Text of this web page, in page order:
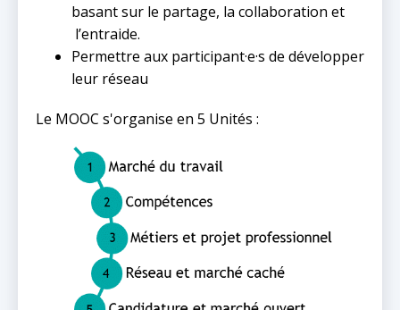
basant sur le partage, la collaboration et
l’entraide.
Permettre aux participant·e·s de développer
leur réseau
Le MOOC s'organise en 5 Unités :